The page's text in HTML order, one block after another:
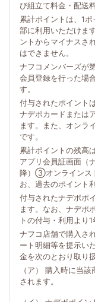
び組立て料金・配送
累計ポイントは、1
部に利用いただけま
ントからマイナスさ
はできません。
ナフコメンバーズが
会員登録を行った場
す。
付与されたポイント
ナデポカードまたは
ます。また、オンラ
です。
累計ポイントの残
アプリ会員証画面（
降）③オンラインス
お、過去のポイント
付与されたナデポポ
ます。なお、ナデポ
トの付与・利用より1
ナフコ店舗で購入さ
ート明細等を提示い
金を次のとおり取り
（ア） 購入時に当
されます。